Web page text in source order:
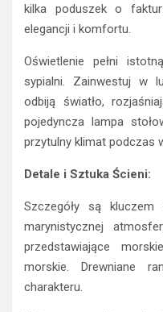
kilka poduszek o
elegancji i komfortu.
Oświetlenie pełni
sypialni. Zainwestuj w
odbiją światło,
pojedyncza lampa
przytulny klimat podczas
Detale i Sztuka Ścieni:
Szczegóły są kluczem
marynistycznej
przedstawiające
morskie. Drewniane
charakteru.